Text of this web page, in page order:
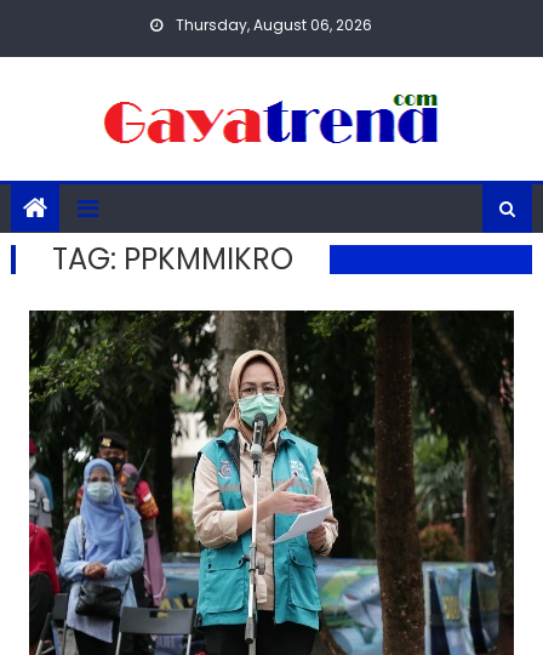
Thursday, August 06, 2026
TAG: PPKMMIKRO